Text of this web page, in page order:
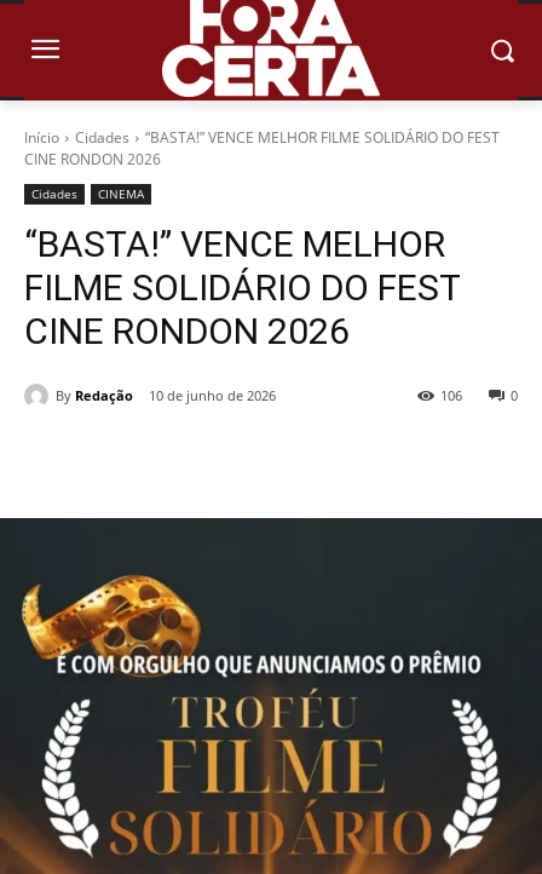
Início Cidades
“BASTA!” VENCE MELHOR FILME SOLIDÁRIO DO FEST
CINE RONDON 2026
Cidades CINEMA
“BASTA!” VENCE MELHOR
FILME SOLIDÁRIO DO FEST
CINE RONDON 2026
By Redação 10 de junho de 2026 0
106